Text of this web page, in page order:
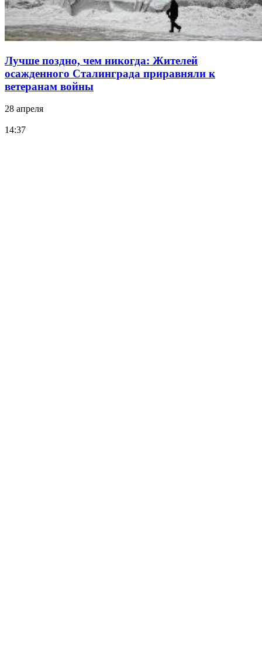
Лучше поздно, чем никогда: Жителей
осажденного Сталинграда приравняли к
ветеранам войны
28 апреля
14:37